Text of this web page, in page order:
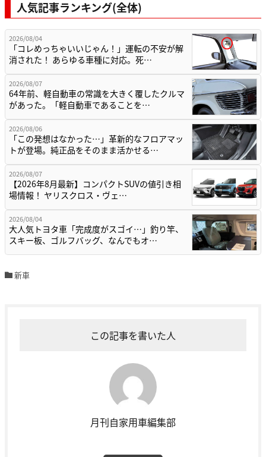
人気記事ランキング(全体)
2026/08/04
「コレめっちゃいいじゃん！」運転の不安が解
消された！ あらゆる車種に対応。死…
2026/08/07
64年前、軽自動車の常識を大きく覆したクルマ
があった。「軽自動車であることを…
2026/08/06
「この発想はなかった…」革新的なフロアマッ
トが登場。純正品をそのまま活かせる…
2026/08/07
【2026年8月最新】コンパクトSUVの値引き相
場情報！ ヤリスクロス・ヴェ…
2026/08/04
大人気トヨタ車「完成度がスゴイ…」釣り竿、
スキー板、ゴルフバッグ、なんでもオ…
新車
この記事を書いた人
月刊自家用車編集部